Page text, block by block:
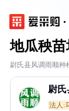
地瓜秧
尉氏县风调雨顺种
尉
法人: